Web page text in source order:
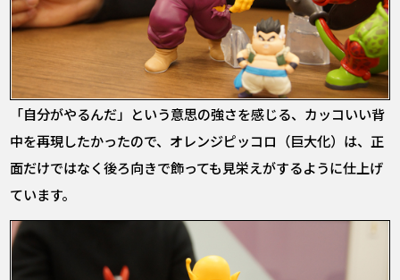
「自分がやるんだ」という意思の強さを感じる、カッコいい背
中を再現したかったので、オレンジピッコロ（巨大化）は、正
面だけではなく後ろ向きで飾っても見栄えがするように仕上げ
ています。